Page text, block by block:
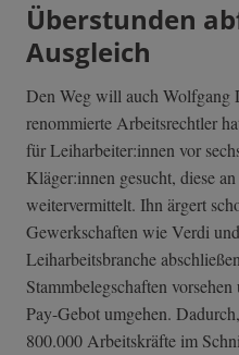
Überstunden
Ausgleich
Den Weg will auch Wolfgang
renommierte Arbeitsrechtler
für Leiharbeiter:innen vor
Kläger:innen gesucht, diese
weitervermittelt. Ihn ärgert
Gewerkschaften wie Verdi
Leiharbeitsbranche
Stammbelegschaften
Pay-Gebot umgehen.
800.000 Arbeitskräfte im